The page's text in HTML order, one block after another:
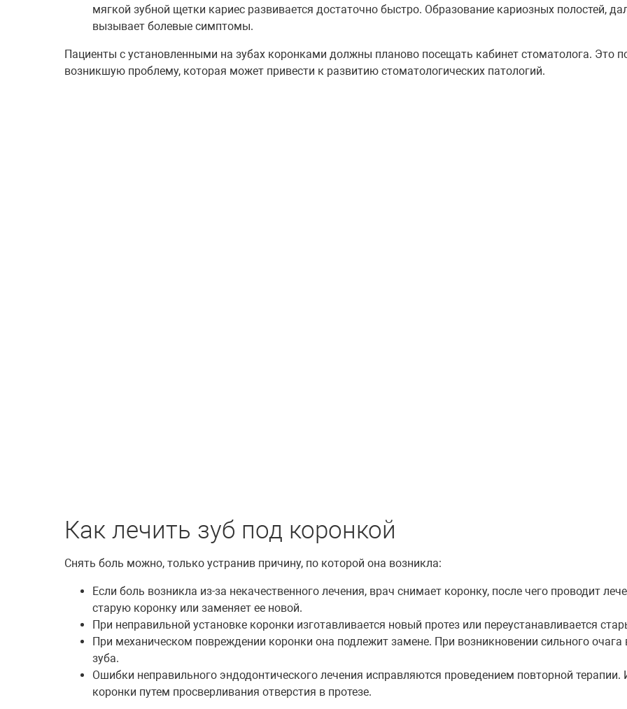
мягкой зубной щетки кариес развивается достаточно быстро. Образование кариозных полостей,
вызывает болевые симптомы.
Пациенты с установленными на зубах коронками должны планово посещать кабинет стоматолога. Это
возникшую проблему, которая может привести к развитию стоматологических патологий.
Как лечить зуб под коронкой
Снять боль можно, только устранив причину, по которой она возникла:
Если боль возникла из-за некачественного лечения, врач снимает коронку, после чего проводит
старую коронку или заменяет ее новой.
При неправильной установке коронки изготавливается новый протез или переустанавливается
При механическом повреждении коронки она подлежит замене. При возникновении сильного
зуба.
Ошибки неправильного эндодонтического лечения исправляются проведением повторной терапии.
коронки путем просверливания отверстия в протезе.